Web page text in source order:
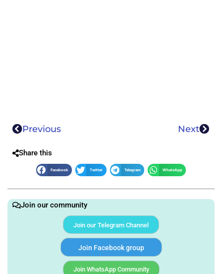
Previous Next
Share this
Facebook Twitter Telegram WhatsApp
Join our community
Join our Telegram Channel
Join Facebook group
Join WhatsApp Community